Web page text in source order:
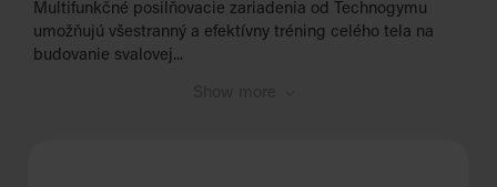
Multifunkčné posilňovacie zariadenia od Technogymu
umožňujú všestranný a efektívny tréning celého tela na
budovanie svalovej...